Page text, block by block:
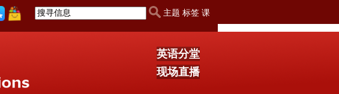
主题 标签 课
英语分堂
现场直播